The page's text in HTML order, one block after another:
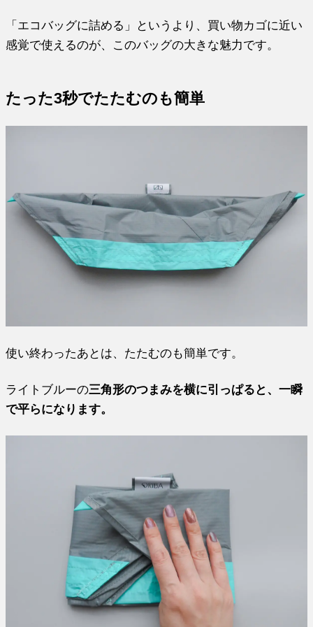
「エコバッグに詰める」というより、買い物カゴに近い
感覚で使えるのが、このバッグの大きな魅力です。
たった3秒でたたむのも簡単
使い終わったあとは、たたむのも簡単です。
ライトブルーの三角形のつまみを横に引っぱると、一瞬
で平らになります。